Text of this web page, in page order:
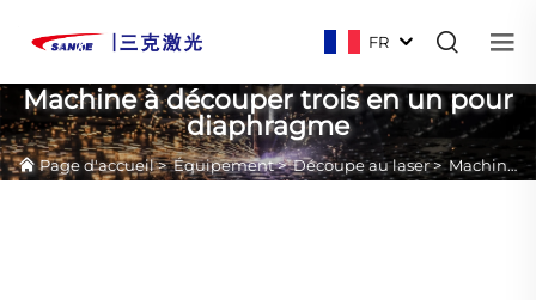
FR
Machine à découper trois en un pour
diaphragme
Page d'accueil>Équipement>Découpe au laser>Machine à découper trois en un pour diaphragme